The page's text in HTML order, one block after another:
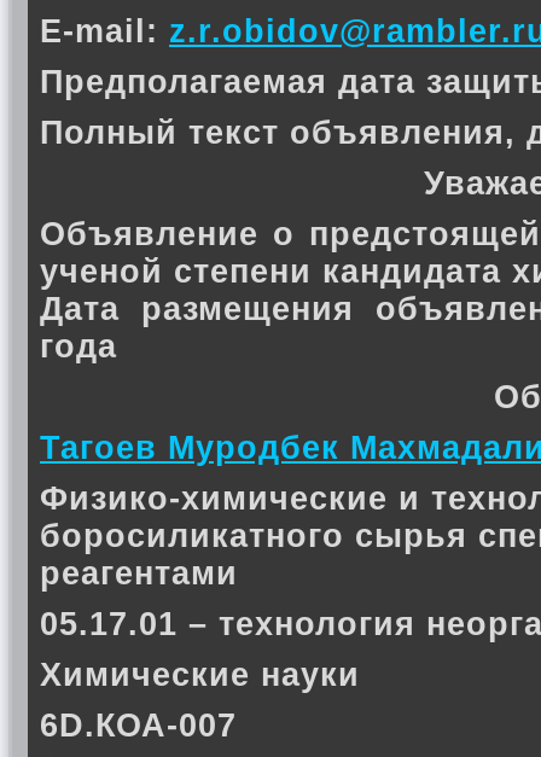
E-mail:
Предполагаемая дата
Полный текст объявления,
Объявление о
ученой степени кандидата
Дата размещения
года
Тагоев Муродбек
Физико-химические и
боросиликатного сырья
реагентами
05.17.01 – технология
Химические науки
6D.КОА-007